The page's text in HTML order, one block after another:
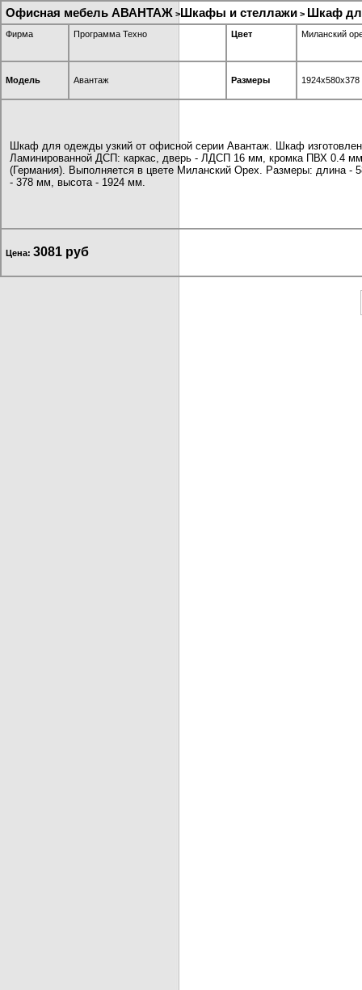
Офисная мебель АВАНТАЖ >Шкафы и стеллажи > Шкаф
Фирма Программа Техно Цвет Миланский
Модель Авантаж Размеры 1924x580x378
Шкаф для одежды узкий от офисной серии Авантаж. Шкаф
Ламинированной ДСП: каркас, дверь - ЛДСП 16 мм, кромка ПВХ 0.4
(Германия). Выполняется в цвете Миланский Орех. Размеры: длина -
- 378 мм, высота - 1924 мм.
Цена: 3081 руб